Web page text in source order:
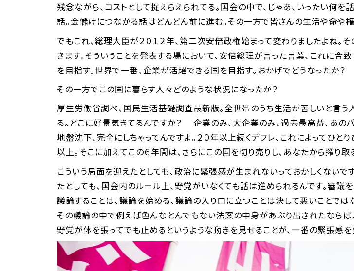
残念ながら、コストとして捉えらえられてる。国会の中で、じゃあ、いったい何
話。金儲けにつながる話はどんどん前に進む。その一方で皆さんの生活や命や
でもこれ、総理大臣が２０１２年、第二次安倍政権始まって変わりましたよね。
きます。そういうことを発表する場において、安倍総理が言った言葉、これに
を目指す。世界で一番、企業が活躍できる国を目指す。おかげでどうなったか
その一方でこの国に暮らす人々どのような状況になったか？
厚生労働省調べ、国民生活基礎調査最新版。全世帯のうち生活が苦しいと言う
る。どこに好景気きてるんですか？ 企業のみ、大企業のみ、過去最高益、あの
地盤沈下、完全にしちゃってんですよ。２０年以上続くデフレ、これによってひ
以上。そこに加えてこの６年間は、さらにこの国を切り売りし、あなたから搾り
こういう局面を迎えたとしても、政治に緊張感が生まれないっておかしくない
たとしても、国会内のルール上、野党がいなくても話は進められるんです。審
議論することは、議論を始める、議論の入り口に立つことは決して悪いことで
その議論の中で例えば色んなとんでもない法案の中身があぶり出されたなら
野党が体を張ってでも止めるというような動きを見せることが、一番の緊張感